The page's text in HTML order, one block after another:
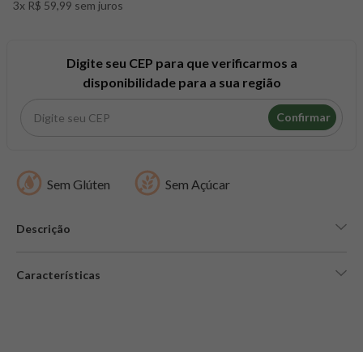
3x R$ 59,99 sem juros
Digite seu CEP para que verificarmos a
disponibilidade para a sua região
Confirmar
Sem Glúten Sem Açúcar
Descrição
Características
8º snack proteico mundo verde
creatina mundo verde